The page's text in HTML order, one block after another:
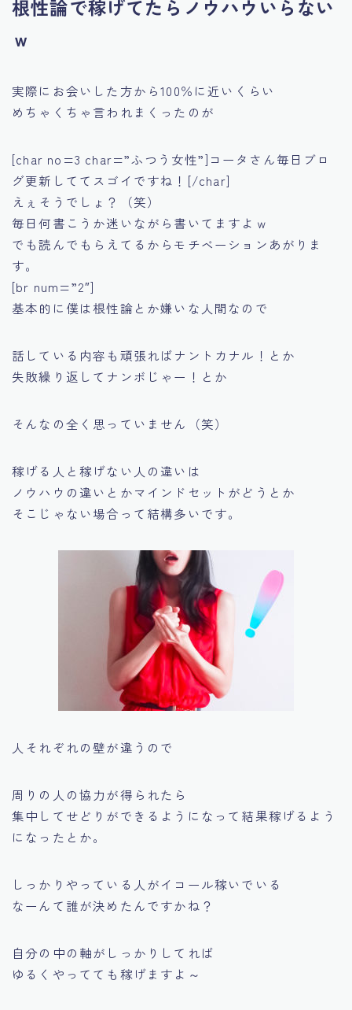
根性論で稼げてたらノウハウいらない
ｗ
実際にお会いした方から100％に近いくらい
めちゃくちゃ言われまくったのが
[char no=3 char=”ふつう女性”]コータさん毎日ブロ
グ更新しててスゴイですね！[/char]
えぇそうでしょ？（笑）
毎日何書こうか迷いながら書いてますよｗ
でも読んでもらえてるからモチベーションあがりま
す。
[br num=”2″]
基本的に僕は根性論とか嫌いな人間なので
話している内容も頑張ればナントカナル！とか
失敗繰り返してナンボじゃー！とか
そんなの全く思っていません（笑）
稼げる人と稼げない人の違いは
ノウハウの違いとかマインドセットがどうとか
そこじゃない場合って結構多いです。
人それぞれの壁が違うので
周りの人の協力が得られたら
集中してせどりができるようになって結果稼げるよう
になったとか。
しっかりやっている人がイコール稼いでいる
なーんて誰が決めたんですかね？
自分の中の軸がしっかりしてれば
ゆるくやってても稼げますよ～